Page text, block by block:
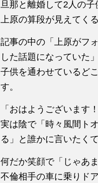
旦那と離婚して2人の
上原の算段が見えてく
記事の中の「上原がフ
した話題になっていた
子供を通わせているど
す。
「おはようございます
実は陰で「時々風間ト
る」と誰かに言いたく
何だか笑顔で「じゃあ
不倫相手の車に乗りド